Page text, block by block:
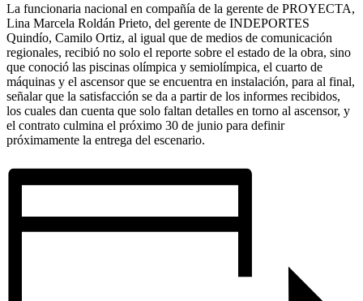
La funcionaria nacional en compañía de la gerente de PROYECTA,
Lina Marcela Roldán Prieto, del gerente de INDEPORTES
Quindío, Camilo Ortiz, al igual que de medios de comunicación
regionales, recibió no solo el reporte sobre el estado de la obra, sino
que conoció las piscinas olímpica y semiolímpica, el cuarto de
máquinas y el ascensor que se encuentra en instalación, para al final,
señalar que la satisfacción se da a partir de los informes recibidos,
los cuales dan cuenta que solo faltan detalles en torno al ascensor, y
el contrato culmina el próximo 30 de junio para definir
próximamente la entrega del escenario.